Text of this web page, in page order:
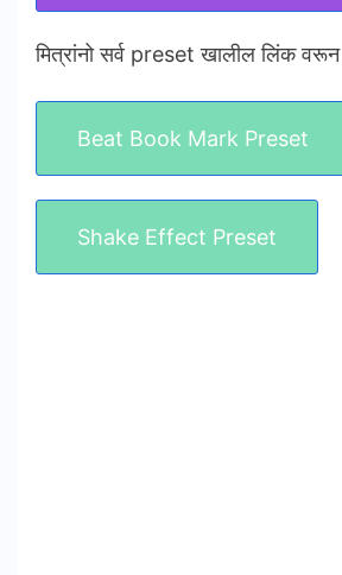
मित्रांनो सर्व preset खालील लिंक
Beat Book Mark Preset
Shake Effect Preset